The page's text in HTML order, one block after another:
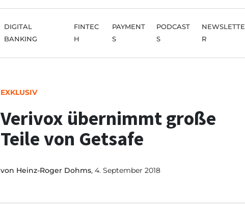
DIGITAL
BANKING
FINTEC
H
PAYMENT
S
PODCAST
S
NEWSLETTE
R
EXKLUSIV
Verivox übernimmt große
Teile von Getsafe
von Heinz-Roger Dohms, 4. September 2018